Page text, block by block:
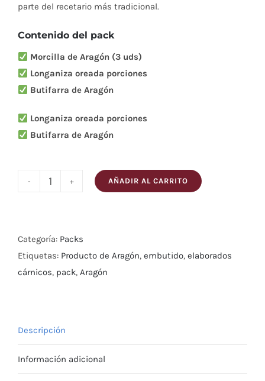
parte del recetario más tradicional.
Contenido del pack
Morcilla de Aragón (3 uds)
Longaniza oreada porciones
Butifarra de Aragón
Longaniza oreada porciones
Butifarra de Aragón
PACK
AÑADIR AL CARRITO
Categoría: Packs
Etiquetas: Producto de Aragón, embutido, elaborados
cárnicos, pack, Aragón
Descripción
Información adicional